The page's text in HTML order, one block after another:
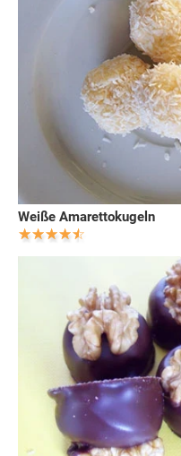
Weiße Amarettokugeln